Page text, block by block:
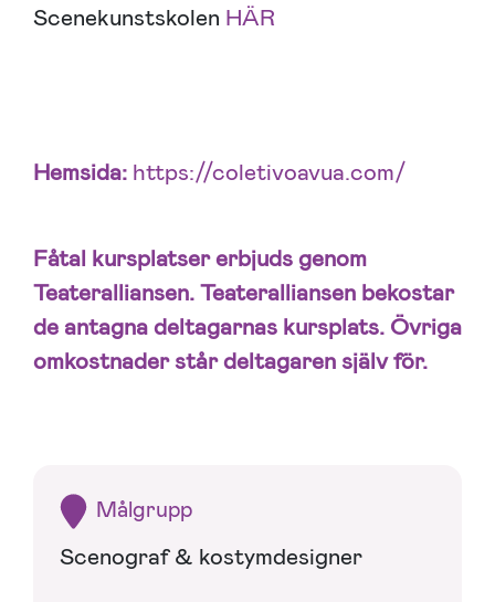
Scenekunstskolen HÄR
Hemsida: https://coletivoavua.com/
Fåtal kursplatser erbjuds genom
Teateralliansen.Teateralliansen bekostar
de antagna deltagarnas kursplats. Övriga
omkostnader står deltagaren själv för.
Målgrupp
Scenograf & kostymdesigner